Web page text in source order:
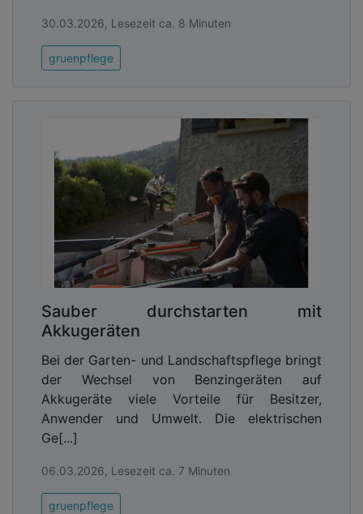
30.03.2026, Lesezeit ca. 8 Minuten
gruenpflege
Sauber durchstarten mit
Akkugeräten
Bei der Garten- und Landschaftspflege bringt
der Wechsel von Benzingeräten auf
Akkugeräte viele Vorteile für Besitzer,
Anwender und Umwelt. Die elektrischen
Ge[...]
06.03.2026, Lesezeit ca. 7 Minuten
gruenpflege